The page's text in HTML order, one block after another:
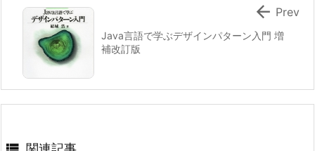
Java言語で学ぶデザインパターン入門 増
補改訂版
 Prev